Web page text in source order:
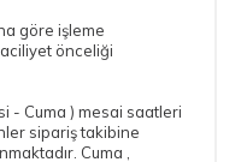
göre işleme
aciliyet önceliği
- Cuma ) mesai saatleri
sipariş takibine
Cuma ,